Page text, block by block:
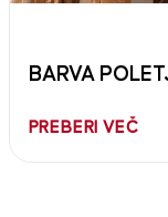
BARVA
PREBERI VEČ